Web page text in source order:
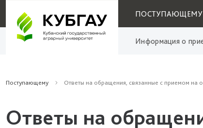
ПОСТУПАЮЩЕМУ
Информация о
Поступающему Ответы на обращения, связанные с приемом на
Ответы на